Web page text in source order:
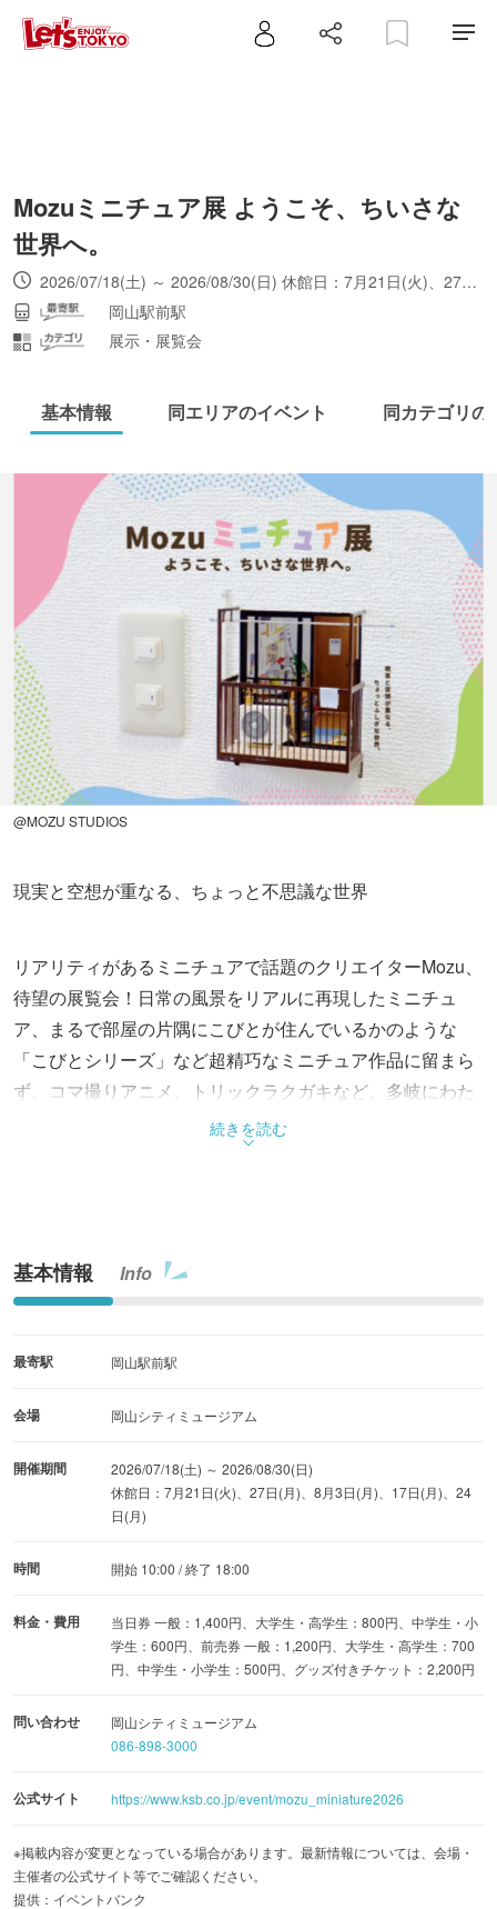
Mozuミニチュア展 ようこそ、ちいさな
世界へ。
2026/07/18(土) ～ 2026/08/30(日) 休館日：7月21日(火)、27日(月)、8月3日(月)、17日(月)、24日(月)
岡山駅前駅
展示・展覧会
基本情報 同エリアのイベント 同カテゴリの
@MOZU STUDIOS
現実と空想が重なる、ちょっと不思議な世界
リアリティがあるミニチュアで話題のクリエイターMozu、
待望の展覧会！日常の風景をリアルに再現したミニチュ
ア、まるで部屋の片隅にこびとが住んでいるかのような
「こびとシリーズ」など超精巧なミニチュア作品に留まら
ず、コマ撮りアニメ、トリックラクガキなど、多岐にわた
る。人を驚かせることが大好きなMozuの世界を網羅し、大
人も子供も一緒に楽しめる展覧会。
続きを読む
基本情報 Info
最寄駅 岡山駅前駅
会場 岡山シティミュージアム
開催期間
2026/07/18(土) ～ 2026/08/30(日)
休館日：7月21日(火)、27日(月)、8月3日(月)、17日(月)、24
日(月)
時間 開始 10:00 / 終了 18:00
料金・費用
当日券 一般：1,400円、大学生・高学生：800円、中学生・小
学生：600円、前売券 一般：1,200円、大学生・高学生：700
円、中学生・小学生：500円、グッズ付きチケット：2,200円
問い合わせ
岡山シティミュージアム
086-898-3000
公式サイト https://www.ksb.co.jp/event/mozu_miniature2026
※掲載内容が変更となっている場合があります。最新情報については、会場・
主催者の公式サイト等でご確認ください。
提供：イベントバンク